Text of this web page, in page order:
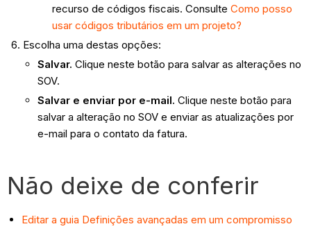
recurso de códigos fiscais. Consulte Como posso
usar códigos tributários em um projeto?
Escolha uma destas opções:
Salvar. Clique neste botão para salvar as alterações no
SOV.
Salvar e enviar por e-mail. Clique neste botão para
salvar a alteração no SOV e enviar as atualizações por
e-mail para o contato da fatura.
Não deixe de conferir
Editar a guia Definições avançadas em um compromisso